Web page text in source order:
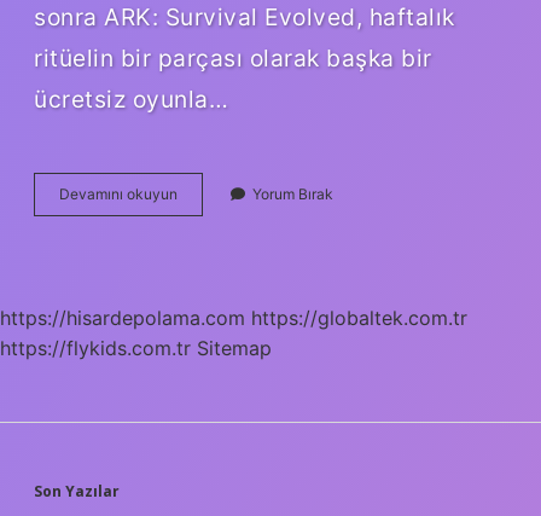
sonra ARK: Survival Evolved, haftalık
ritüelin bir parçası olarak başka bir
ücretsiz oyunla…
Devamını okuyun
To
Yorum Bırak
https://hisardepolama.com https://globaltek.com.tr
https://flykids.com.tr Sitemap
Son Yazılar